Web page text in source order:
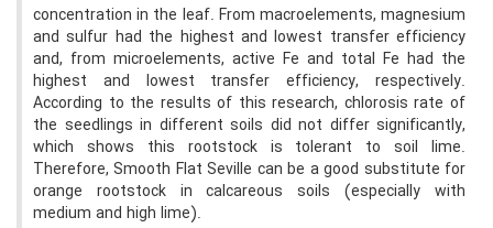
concentration in the leaf. From macroelements, magnesium
and sulfur had the highest and lowest transfer efficiency
and, from microelements, active Fe and total Fe had the
highest and lowest transfer efficiency, respectively.
According to the results of this research, chlorosis rate of
the seedlings in different soils did not differ significantly,
which shows this rootstock is tolerant to soil lime.
Therefore, Smooth Flat Seville can be a good substitute for
orange rootstock in calcareous soils (especially with
medium and high lime).